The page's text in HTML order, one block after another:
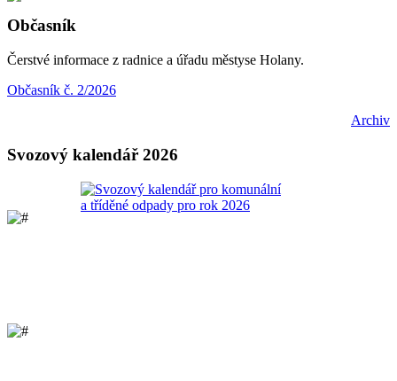
Občasník
Čerstvé informace z radnice a úřadu městyse Holany.
Občasník č. 2/2026
Archiv
Svozový kalendář 2026